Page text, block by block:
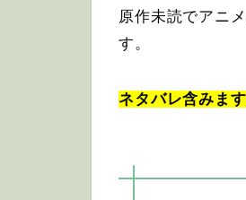
原作未読でアニ
す。
ネタバレ含みます